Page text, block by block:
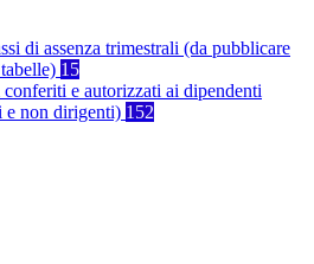
di assenza trimestrali (da pubblicare
15
e autorizzati ai dipendenti
e non dirigenti) 152